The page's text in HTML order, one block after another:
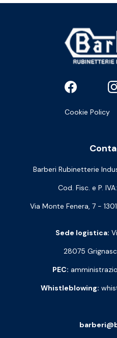
Cookie Policy
Barberi Rubinetterie
Cod. Fisc. e P.
Via Monte Fenera, 7 -
Sede logistica:
28075
PEC:
Whistleblowing: